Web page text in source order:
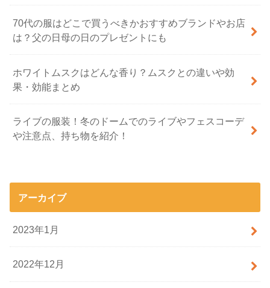
70代の服はどこで買うべきかおすすめブランドやお店
は？父の日母の日のプレゼントにも
ホワイトムスクはどんな香り？ムスクとの違いや効
果・効能まとめ
ライブの服装！冬のドームでのライブやフェスコーデ
や注意点、持ち物を紹介！
アーカイブ
2023年1月
2022年12月